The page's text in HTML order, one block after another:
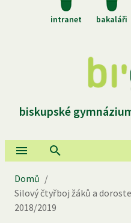
intranet bakaláři
biskupské
Domů /
Silový čtyřboj žáků a
2018/2019